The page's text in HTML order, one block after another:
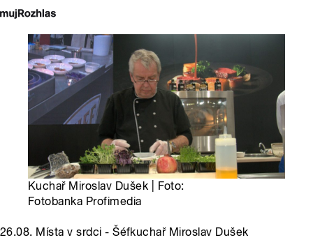
Kuchař Miroslav Dušek | Foto:
Fotobanka Profimedia
26.08. Místa v srdci - Šéfkuchař Miroslav Dušek